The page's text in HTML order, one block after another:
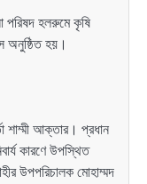
পরিষদ হলরুমে কৃষি
অনুষ্ঠিত হয়।
শাম্মী আক্তার। প্রধান
কারণে উপস্থিত
উপপরিচালক মোহাম্মদ